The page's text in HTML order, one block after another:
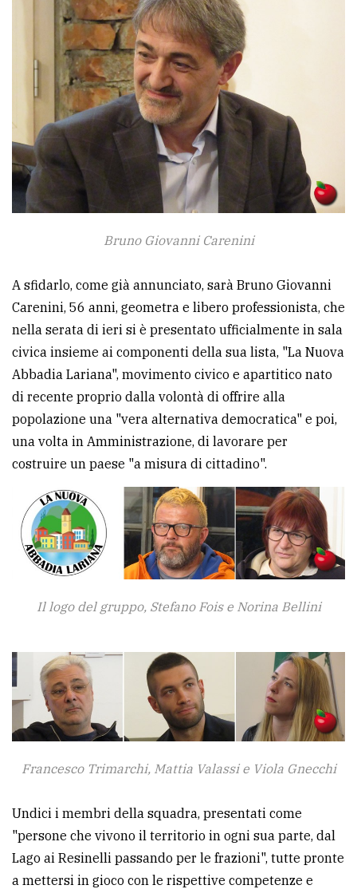
Ricerca
avanzata
ALTRE
TESTATE
Privacy
policy
Cookie
policy
Bruno Giovanni Carenini
A sfidarlo, come già annunciato, sarà Bruno Giovanni
Carenini, 56 anni, geometra e libero professionista, che
nella serata di ieri si è presentato ufficialmente in sala
civica insieme ai componenti della sua lista, "La Nuova
Abbadia Lariana", movimento civico e apartitico nato
di recente proprio dalla volontà di offrire alla
popolazione una "vera alternativa democratica" e poi,
una volta in Amministrazione, di lavorare per
costruire un paese "a misura di cittadino".
Il logo del gruppo, Stefano Fois e Norina Bellini
Francesco Trimarchi, Mattia Valassi e Viola Gnecchi
Undici i membri della squadra, presentati come
"persone che vivono il territorio in ogni sua parte, dal
Lago ai Resinelli passando per le frazioni", tutte pronte
a mettersi in gioco con le rispettive competenze e